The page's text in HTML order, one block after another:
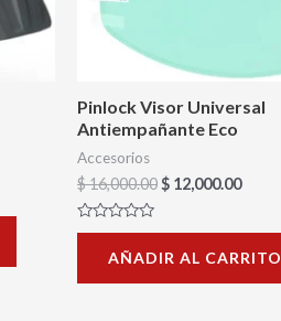
se
pueden
producto
Pinlock Visor Universal
Antiempañante Eco
Accesorios
$16,000.00$ 12,000.00
Valorado
AÑADIR AL CARRITO